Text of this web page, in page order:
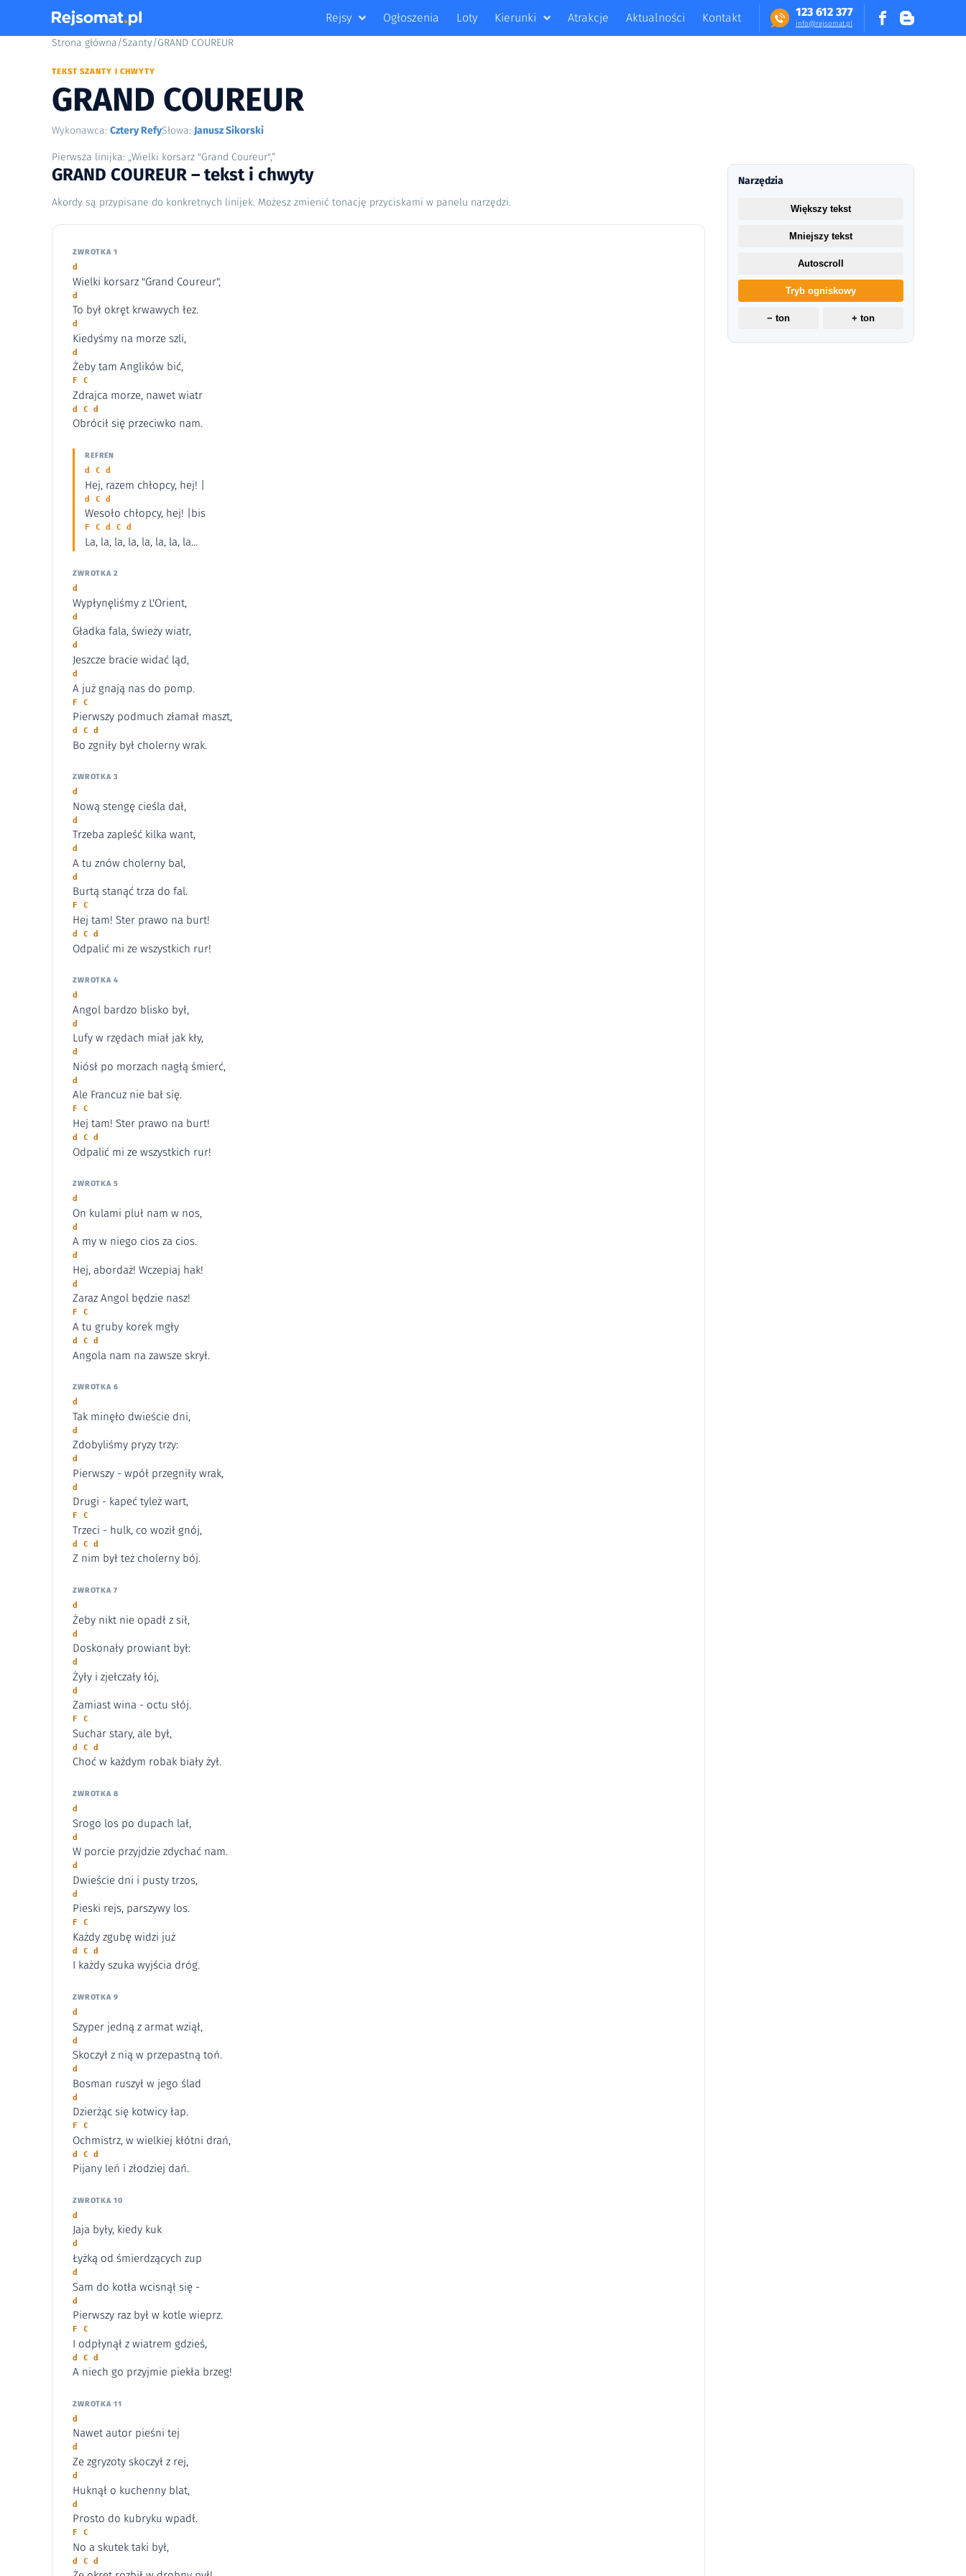
123 612 377
in​fo​@​​rej​somat​.​pl
Rejsy Ogłoszenia Loty Kierunki Atrakcje Aktualności Kontakt
Strona główna/Szanty/GRAND COUREUR
TEKST SZANTY I CHWYTY
GRAND COUREUR
Wykonawca: Cztery RefySłowa: Janusz Sikorski
Pierwsza linijka: „Wielki korsarz "Grand Coureur",”
GRAND COUREUR – tekst i chwyty
Akordy są przypisane do konkretnych linijek. Możesz zmienić tonację przyciskami w panelu narzędzi.
ZWROTKA 1
d
Wielki korsarz "Grand Coureur",
d
To był okręt krwawych łez.
d
Kiedyśmy na morze szli,
d
Żeby tam Anglików bić,
F C
Zdrajca morze, nawet wiatr
d C d
Obrócił się przeciwko nam.
REFREN
d C d
Hej, razem chłopcy, hej! |
d C d
Wesoło chłopcy, hej! |bis
F C d C d
La, la, la, la, la, la, la, la...
ZWROTKA 2
d
Wypłynęliśmy z L'Orient,
d
Gładka fala, świeży wiatr,
d
Jeszcze bracie widać ląd,
d
A już gnają nas do pomp.
F C
Pierwszy podmuch złamał maszt,
d C d
Bo zgniły był cholerny wrak.
ZWROTKA 3
d
Nową stengę cieśla dał,
d
Trzeba zapleść kilka want,
d
A tu znów cholerny bal,
d
Burtą stanąć trza do fal.
F C
Hej tam! Ster prawo na burt!
d C d
Odpalić mi ze wszystkich rur!
ZWROTKA 4
d
Angol bardzo blisko był,
d
Lufy w rzędach miał jak kły,
d
Niósł po morzach nagłą śmierć,
d
Ale Francuz nie bał się.
F C
Hej tam! Ster prawo na burt!
d C d
Odpalić mi ze wszystkich rur!
ZWROTKA 5
d
On kulami pluł nam w nos,
d
A my w niego cios za cios.
d
Hej, abordaż! Wczepiaj hak!
d
Zaraz Angol będzie nasz!
F C
A tu gruby korek mgły
d C d
Angola nam na zawsze skrył.
ZWROTKA 6
d
Tak minęło dwieście dni,
d
Zdobyliśmy pryzy trzy:
d
Pierwszy - wpół przegniły wrak,
d
Drugi - kapeć tyleż wart,
F C
Trzeci - hulk, co woził gnój,
d C d
Z nim był też cholerny bój.
ZWROTKA 7
d
Żeby nikt nie opadł z sił,
d
Doskonały prowiant był:
d
Żyły i zjełczały łój,
d
Zamiast wina - octu słój.
F C
Suchar stary, ale był,
d C d
Choć w każdym robak biały żył.
ZWROTKA 8
d
Srogo los po dupach lał,
d
W porcie przyjdzie zdychać nam.
d
Dwieście dni i pusty trzos,
d
Pieski rejs, parszywy los.
F C
Każdy zgubę widzi już
d C d
I każdy szuka wyjścia dróg.
ZWROTKA 9
d
Szyper jedną z armat wziął,
d
Skoczył z nią w przepastną toń.
d
Bosman ruszył w jego ślad
d
Dzierżąc się kotwicy łap.
F C
Ochmistrz, w wielkiej kłótni drań,
d C d
Pijany leń i złodziej dań.
ZWROTKA 10
d
Jaja były, kiedy kuk
d
Łyżką od śmierdzących zup
d
Sam do kotła wcisnął się -
d
Pierwszy raz był w kotle wieprz.
F C
I odpłynął z wiatrem gdzieś,
d C d
A niech go przyjmie piekła brzeg!
ZWROTKA 11
d
Nawet autor pieśni tej
d
Ze zgryzoty skoczył z rej,
d
Huknął o kuchenny blat,
d
Prosto do kubryku wpadł.
F C
No a skutek taki był,
d C d
Narzędzia
Większy tekst
Mniejszy tekst
Autoscroll
Tryb ogniskowy
− ton + ton